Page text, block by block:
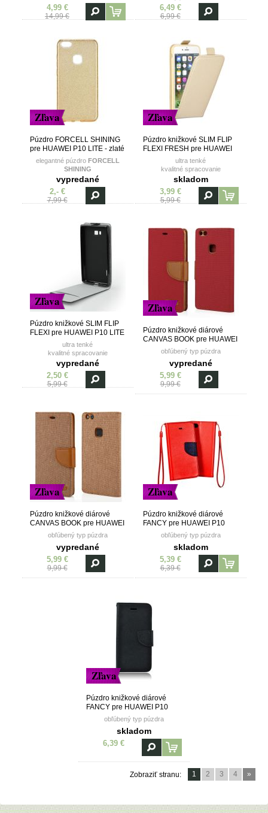
4,99 €
14,99 €
6,49 €
6,99 €
Zľava
Púzdro FORCELL SHINING
pre HUAWEI P10 LITE - zlaté
elegantné púzdro FORCELL
SHINING
vypredané
2,- €
7,99 €
Zľava
Púzdro knižkové SLIM FLIP
FLEXI FRESH pre HUAWEI
P10 LITE - zlaté
ultra tenké
kvalitné spracovanie
vanička z TPU (termoplastický
polyuretán)
skladom
3,99 €
5,99 €
Zľava
Púzdro knižkové SLIM FLIP
FLEXI pre HUAWEI P10 LITE
ultra tenké
kvalitné spracovanie
vanička z TPU (termoplastický
polyuretán)
vypredané
2,50 €
5,99 €
Zľava
Púzdro knižkové diárové
CANVAS BOOK pre HUAWEI
P10 LITE - červené
obľúbený typ púzdra
vypredané
5,99 €
9,99 €
Zľava
Púzdro knižkové diárové
CANVAS BOOK pre HUAWEI
P10 LITE - zlaté
obľúbený typ púzdra
vypredané
5,99 €
9,99 €
Zľava
Púzdro knižkové diárové
FANCY pre HUAWEI P10
LITE - červeno modré
obľúbený typ púzdra
skladom
5,39 €
6,39 €
Zľava
Púzdro knižkové diárové
FANCY pre HUAWEI P10
LITE - čierne
obľúbený typ púzdra
skladom
6,39 €
Zobraziť stranu: 1 2 3 4 »